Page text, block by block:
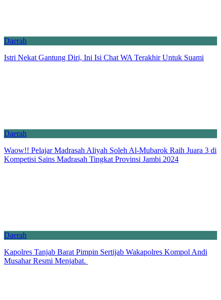
Daerah
Istri Nekat Gantung Diri, Ini Isi Chat WA Terakhir Untuk Suami
Daerah
Waow!! Pelajar Madrasah Aliyah Soleh Al-Mubarok Raih Juara 3 di
Kompetisi Sains Madrasah Tingkat Provinsi Jambi 2024
Daerah
Kapolres Tanjab Barat Pimpin Sertijab Wakapolres Kompol Andi
Musahar Resmi Menjabat.